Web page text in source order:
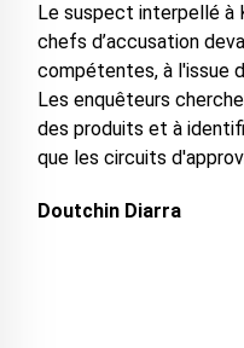
Le suspect interpellé à
chefs d’accusation
compétentes, à l'issue
Les enquêteurs
des produits et à
que les circuits
Doutchin Diarra